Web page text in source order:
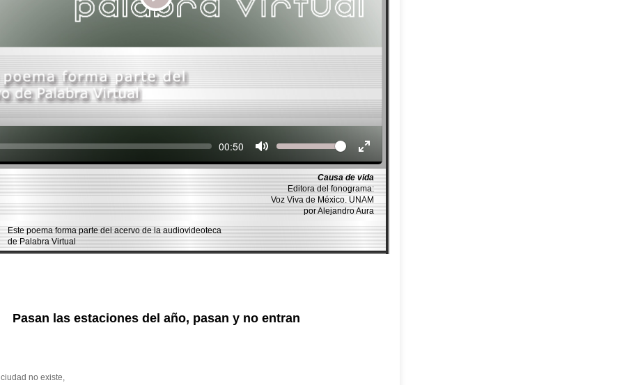
Play
Seek Current
00:50 Volume
Causa de vida
Editora del fonograma:
Voz Viva de México. UNAM
por Alejandro Aura
Este poema forma parte del acervo de la audiovideoteca
de Palabra Virtual
Pasan las estaciones del año, pasan y no entran
no existe,